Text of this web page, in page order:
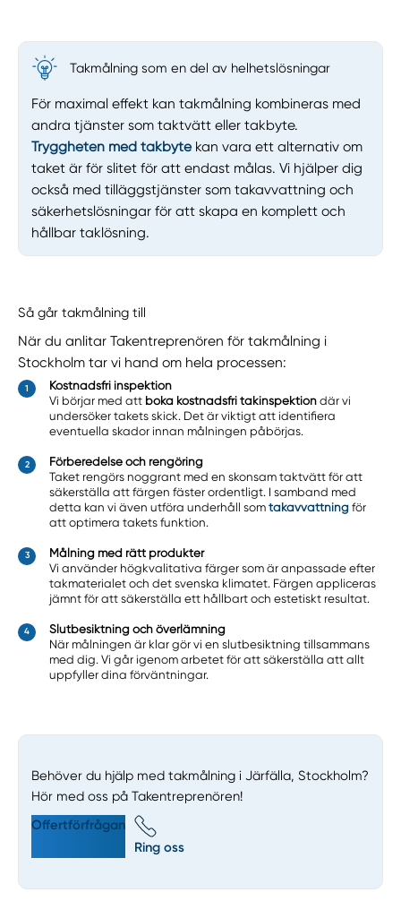
Takmålning som en del av helhetslösningar
För maximal effekt kan takmålning kombineras med
andra tjänster som taktvätt eller takbyte.
Tryggheten med takbytekan vara ett alternativ om
taket är för slitet för att endast målas. Vi hjälper dig
också med tilläggstjänster som takavvattning och
säkerhetslösningar för att skapa en komplett och
hållbar taklösning.
Så går takmålning till
När du anlitar Takentreprenören för takmålning i
Stockholm tar vi hand om hela processen:
Kostnadsfri inspektion
Vi börjar med att boka kostnadsfri takinspektion där vi
undersöker takets skick. Det är viktigt att identifiera
eventuella skador innan målningen påbörjas.
Förberedelse och rengöring
Taket rengörs noggrant med en skonsam taktvätt för att
säkerställa att färgen fäster ordentligt. I samband med
detta kan vi även utföra underhåll somtakavvattning för
att optimera takets funktion.
Målning med rätt produkter
Vi använder högkvalitativa färger som är anpassade efter
takmaterialet och det svenska klimatet. Färgen appliceras
jämnt för att säkerställa ett hållbart och estetiskt resultat.
Slutbesiktning och överlämning
När målningen är klar gör vi en slutbesiktning tillsammans
med dig. Vi går igenom arbetet för att säkerställa att allt
uppfyller dina förväntningar.
Behöver du hjälp med takmålning i Järfälla, Stockholm?
Hör med oss på Takentreprenören!
Offertförfrågan
Ring oss